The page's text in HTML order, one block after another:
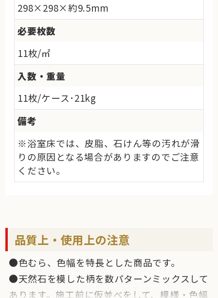
298×298×約9.5mm
必要枚数
11枚/㎡
入数・重量
11枚/ケース･21kg
備考
※浴室床では、皮脂、石けん等の汚れが滑
りの原因となる場合がありますのでご注意
ください。
品質上・使用上の注意
●色むら、色幅を特長とした商品です。
●天然石を模した柄を数パターンミックスして
あります。施工前に仮並べをして、模様・色幅